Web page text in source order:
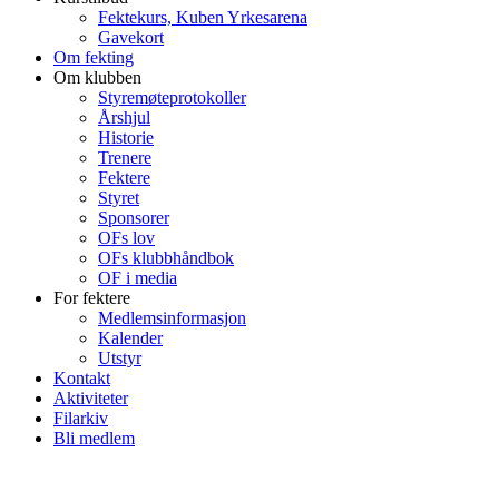
Fektekurs, Kuben Yrkesarena
Gavekort
Om fekting
Om klubben
Styremøteprotokoller
Årshjul
Historie
Trenere
Fektere
Styret
Sponsorer
OFs lov
OFs klubbhåndbok
OF i media
For fektere
Medlemsinformasjon
Kalender
Utstyr
Kontakt
Aktiviteter
Filarkiv
Bli medlem